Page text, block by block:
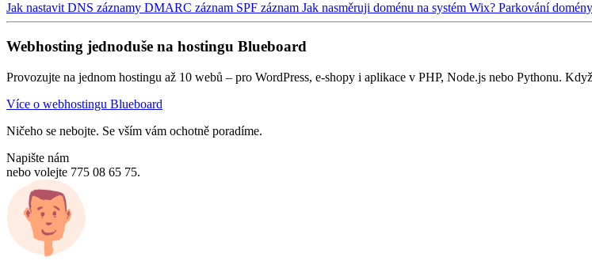
Jak nastavit DNS záznamy DMARC záznam SPF záznam Jak nasměruji doménu na systém Wix? Parkování domény
Webhosting jednoduše na hostingu Blueboard
Provozujte na jednom hostingu až 10 webů – pro WordPress, e-shopy i aplikace v PHP, Node.js nebo Pythonu.
Více o webhostingu Blueboard
Ničeho se nebojte. Se vším vám ochotně poradíme.
Napište nám
nebo volejte 775 08 65 75.